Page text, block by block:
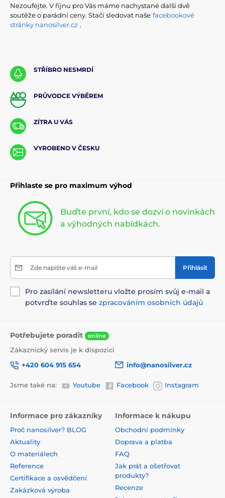
Nezoufejte. V říjnu pro Vás máme nachystané další dvě
soutěže o parádní ceny. Stačí sledovat naše facebookové
stránky nanosilver.cz .
STŘÍBRO NESMRDÍ
PRŮVODCE VÝBĚREM
ZÍTRA U VÁS
VYROBENO V ČESKU
Přihlaste se pro maximum výhod
Buďte první, kdo se dozví o novinkách
a výhodných nabídkách.
Zde napište váš e-mail Přihlásit
Pro zasílání newsletteru vložte prosím svůj e-mail a
potvrďte souhlas se zpracováním osobních údajů
Potřebujete poradit online
Zákaznický servis je k dispozici
+420 604 915 654
info@nanosilver.cz
Jsme také na: Youtube Facebook Instagram
Informace pro zákazníky
Proč nanosilver? BLOG
Aktuality
O materiálech
Reference
Certifikace a osvědčení
Zakázková výroba
Informace k nákupu
Obchodní podmínky
Doprava a platba
FAQ
Jak prát a ošetřovat
produkty?
Recenze